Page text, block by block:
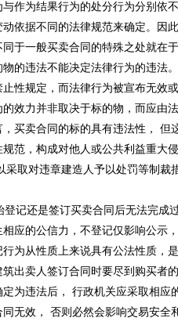
作为结果行为的处分行为分别依
依据不同的法律规范来确定。因
于一般买卖合同的特殊之处就在
的违法不能决定法律行为的违法
性规定，而法律行为被宣布无效
效力并非取决于标的物，而应由
买卖合同的标的具有违法性， 但
范，构成对他人或公共利益重大
采取对违章建造人予以处罚等制
记还是签订买卖合同后无法完成
应的公信力，不登记仅影响公示
为从性质上来说具有公法性质，
出卖人签订合同时要尽到购买者
为违法后， 行政机关应采取相
无效， 否则必然会影响交易安全